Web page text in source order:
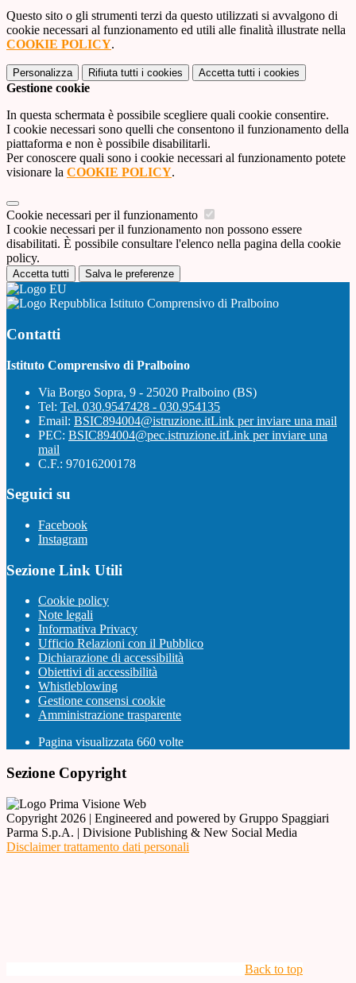
Questo sito o gli strumenti terzi da questo utilizzati si avvalgono di
cookie necessari al funzionamento ed utili alle finalità illustrate nella
COOKIE POLICY.
Personalizza Rifiuta tutti i cookies Accetta tutti i cookies
Gestione cookie
In questa schermata è possibile scegliere quali cookie consentire.
I cookie necessari sono quelli che consentono il funzionamento della
piattaforma e non è possibile disabilitarli.
Per conoscere quali sono i cookie necessari al funzionamento potete
visionare la COOKIE POLICY.
Cookie necessari per il funzionamento
I cookie necessari per il funzionamento non possono essere
disabilitati. È possibile consultare l'elenco nella pagina della cookie
policy.
Accetta tutti Salva le preferenze
Istituto Comprensivo di Pralboino
Contatti
Istituto Comprensivo di Pralboino
Via Borgo Sopra, 9 - 25020 Pralboino (BS)
Tel: Tel. 030.9547428 - 030.954135
Email: BSIC894004@istruzione.itLink per inviare una mail
PEC: BSIC894004@pec.istruzione.itLink per inviare una
mail
C.F.: 97016200178
Seguici su
Facebook
Instagram
Sezione Link Utili
Cookie policy
Note legali
Informativa Privacy
Ufficio Relazioni con il Pubblico
Dichiarazione di accessibilità
Obiettivi di accessibilità
Whistleblowing
Gestione consensi cookie
Amministrazione trasparente
Pagina visualizzata 660 volte
Sezione Copyright
Copyright 2026 | Engineered and powered by Gruppo Spaggiari
Parma S.p.A. | Divisione Publishing & New Social Media
Disclaimer trattamento dati personali
Back to top